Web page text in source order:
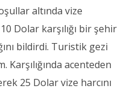
altında vize
Dolar karşılığı bir şehir
bildirdi. Turistik gezi
acenteden
25 Dolar vize harcını